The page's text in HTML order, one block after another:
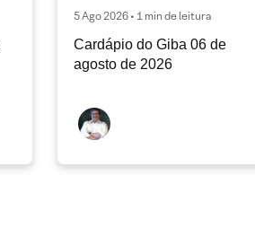
5 Ago 2026 • 1 min de leitura
Cardápio do Giba 06 de
agosto de 2026